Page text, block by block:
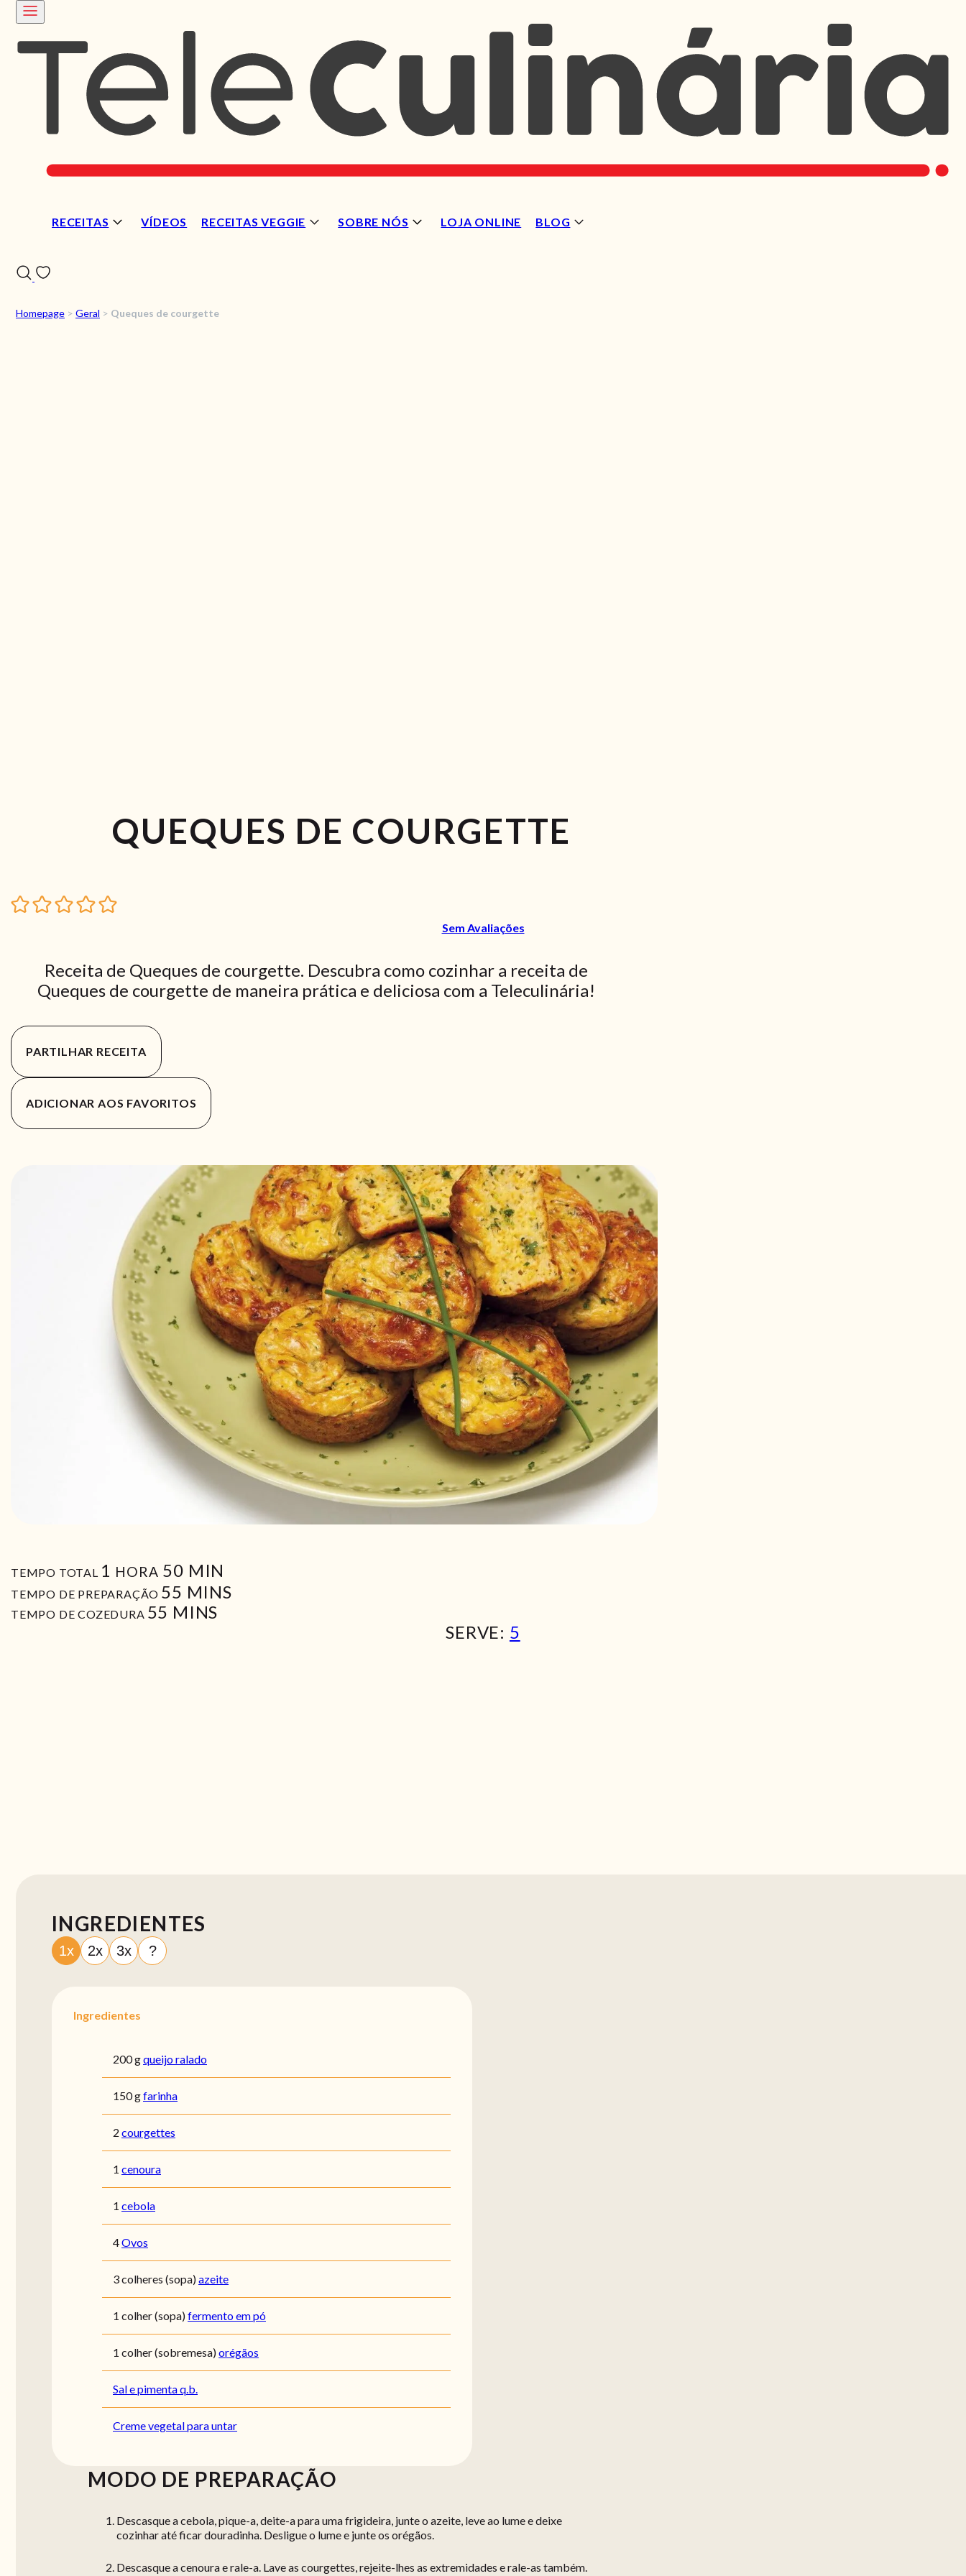
RECEITAS VÍDEOS RECEITAS VEGGIE SOBRE NÓS LOJA ONLINE BLOG
Homepage > Geral > Queques de courgette
QUEQUES DE COURGETTE
Sem Avaliações
Receita de Queques de courgette. Descubra como cozinhar a receita de
Queques de courgette de maneira prática e deliciosa com a Teleculinária!
PARTILHAR RECEITA
ADICIONAR AOS FAVORITOS
TEMPO TOTAL 1 HORA
HORA 50 MIN
MIN
TEMPO DE PREPARAÇÃO 55 MIN
MINS
TEMPO DE COZEDURA 55 MIN
MINS
SERVE: 5
INGREDIENTES
1x 2x 3x ?
Ingredientes
200 gqueijo ralado
150 gfarinha
2 courgettes
1 cenoura
1 cebola
4Ovos
3 colheres (sopa)azeite
1 colher (sopa)fermento em pó
1 colher (sobremesa)orégãos
Sal e pimenta q.b.
Creme vegetal para untar
MODO DE PREPARAÇÃO
Descasque a cebola, pique-a, deite-a para uma frigideira, junte o azeite, leve ao lume e deixe
cozinhar até ficar douradinha. Desligue o lume e junte os orégãos.
Descasque a cenoura e rale-a. Lave as courgettes, rejeite-lhes as extremidades e rale-as também.